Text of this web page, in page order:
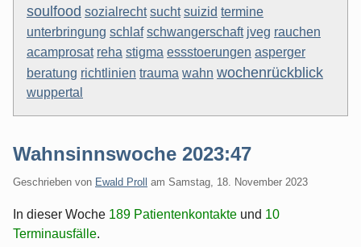
soulfood sozialrecht sucht suizid termine
unterbringung schlaf schwangerschaft jveg rauchen
acamprosat reha stigma essstoerungen asperger
beratung richtlinien trauma wahn wochenrückblick
wuppertal
Wahnsinnswoche 2023:47
Geschrieben von Ewald Proll am Samstag, 18. November 2023
In dieser Woche 189 Patientenkontakte und 10
Terminausfälle.